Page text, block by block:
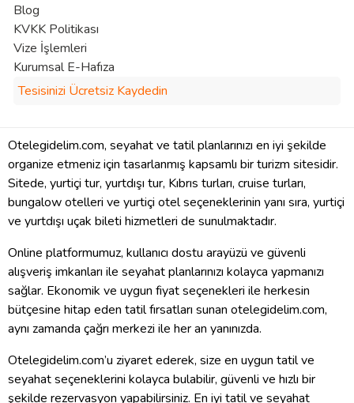
Blog
KVKK Politikası
Vize İşlemleri
Kurumsal E-Hafıza
Tesisinizi Ücretsiz Kaydedin
Otelegidelim.com, seyahat ve tatil planlarınızı en iyi şekilde
organize etmeniz için tasarlanmış kapsamlı bir turizm sitesidir.
Sitede, yurtiçi tur, yurtdışı tur, Kıbrıs turları, cruise turları,
bungalow otelleri ve yurtiçi otel seçeneklerinin yanı sıra, yurtiçi
ve yurtdışı uçak bileti hizmetleri de sunulmaktadır.
Online platformumuz, kullanıcı dostu arayüzü ve güvenli
alışveriş imkanları ile seyahat planlarınızı kolayca yapmanızı
sağlar. Ekonomik ve uygun fiyat seçenekleri ile herkesin
bütçesine hitap eden tatil fırsatları sunan otelegidelim.com,
aynı zamanda çağrı merkezi ile her an yanınızda.
Otelegidelim.com’u ziyaret ederek, size en uygun tatil ve
seyahat seçeneklerini kolayca bulabilir, güvenli ve hızlı bir
şekilde rezervasyon yapabilirsiniz. En iyi tatil ve seyahat